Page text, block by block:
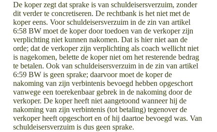
De koper zegt dat sprake is van schuldeisersverzuim, zonder
dit verder te concretiseren. De rechtbank is het niet met de
koper eens. Voor schuldeisersverzuim in de zin van artikel
6:58 BW moet de koper door toedoen van de verkoper zijn
verplichting niet kunnen nakomen. Dat is hier niet aan de
orde; dat de verkoper zijn verplichting als coach wellicht niet
is nagekomen, belette de koper niet om het resterende bedrag
te betalen. Ook van schuldeisersverzuim in de zin van artikel
6:59 BW is geen sprake; daarvoor moet de koper de
nakoming van zijn verbintenis bevoegd hebben opgeschort
vanwege een toerekenbaar gebrek in de nakoming door de
verkoper. De koper heeft niet aangetoond wanneer hij de
nakoming van zijn verbintenis (tot betaling) tegenover de
verkoper heeft opgeschort en of hij daartoe bevoegd was. Van
schuldeisersverzuim is dus geen sprake.